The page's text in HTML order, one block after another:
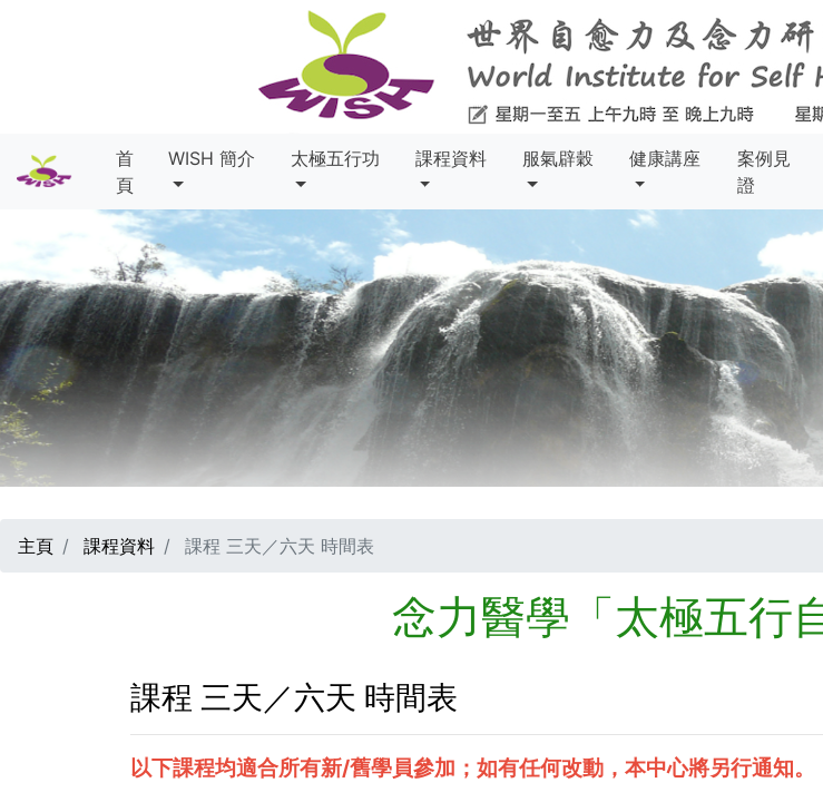
首
頁
WISH 簡介 太極五行功 課程資料 服氣辟穀 健康講座
案例見
證
主頁 課程資料 課程 三天／六天 時間表
念力醫學「太極五行
課程 三天／六天 時間表
以下課程均適合所有新/舊學員參加；如有任何改動，本中心將另行通知。